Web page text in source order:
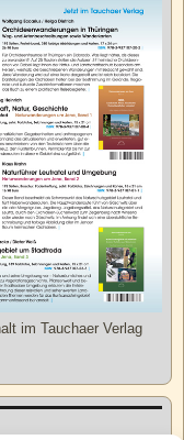
im Tauchaer Verlag